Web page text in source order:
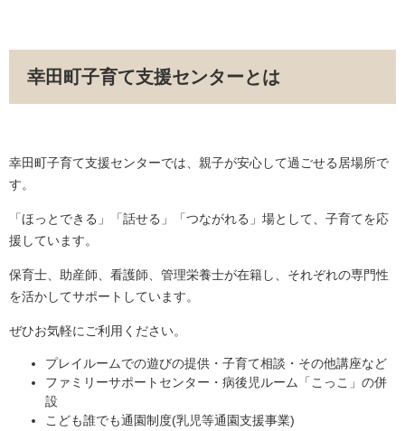
幸田町子育て支援センターとは
幸田町子育て支援センターでは、親子が安心して過ごせる居場所で
す。
「ほっとできる」「話せる」「つながれる」場として、子育てを応
援しています。
保育士、助産師、看護師、管理栄養士が在籍し、それぞれの専門性
を活かしてサポートしています。
ぜひお気軽にご利用ください。
プレイルームでの遊びの提供・子育て相談・その他講座など
ファミリーサポートセンター・病後児ルーム「こっこ」の併
設
こども誰でも通園制度(乳児等通園支援事業)